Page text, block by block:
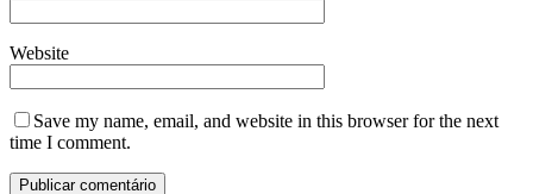
Website
Save my name, email, and website in this browser for the next
time I comment.